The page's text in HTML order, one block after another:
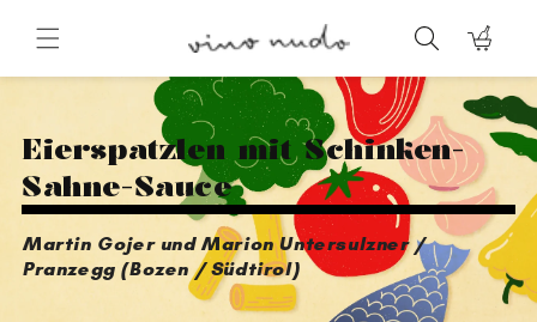
zum
Inhalt
Warenkorb
Eierspatzlen mit Schinken-
Sahne-Sauce
Martin Gojer und Marion Untersulzner /
Pranzegg (Bozen / Südtirol)